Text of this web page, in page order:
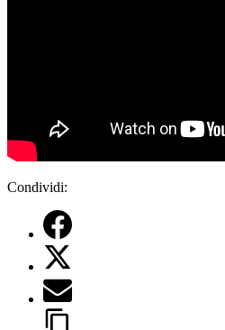
Condividi: